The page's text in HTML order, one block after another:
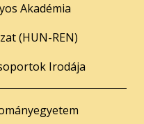
Akadémia
(HUN-REN)
Irodája